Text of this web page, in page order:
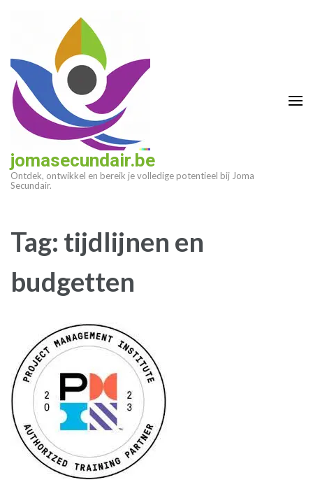
(druk
enter)
jomasecundair.be
Ontdek, ontwikkel en bereik je volledige potentieel bij Joma
Secundair.
Tag: tijdlijnen en
budgetten